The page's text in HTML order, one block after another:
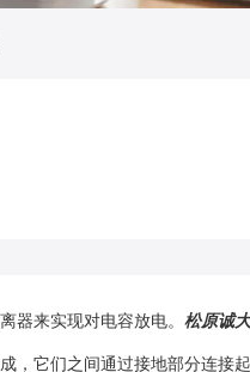
器来实现对电容放电。 松原诚
它们之间通过接地部分连接